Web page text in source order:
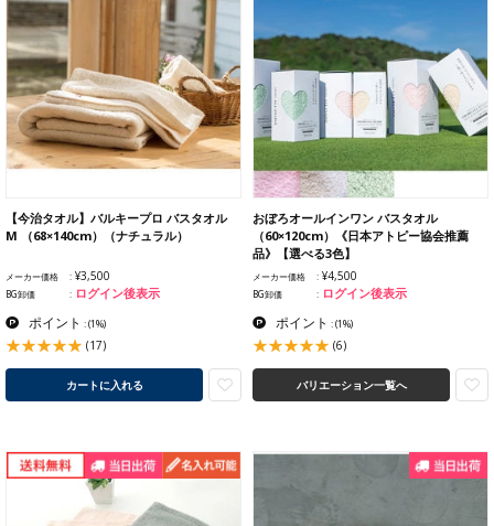
【今治タオル】バルキープロ バスタオル
M （68×140cm）（ナチュラル）
メーカー価格 ¥3,500
BG卸価 ログイン後表示
ポイント :(1%)
(17)
カートに入れる
おぼろオールインワン バスタオル
（60×120cm）《日本アトピー協会推薦
品》【選べる3色】
メーカー価格 ¥4,500
BG卸価 ログイン後表示
ポイント :(1%)
(6)
バリエーション一覧へ